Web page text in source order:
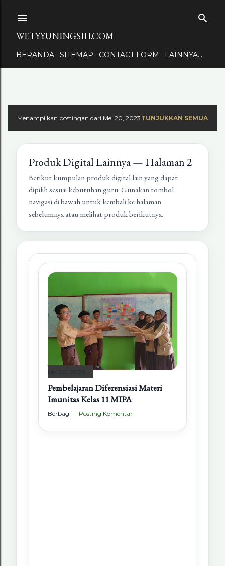
WETYYUNINGSIH.COM
BERANDA SITEMAP CONTACT FORM LAINNYA…
Menampilkan postingan dari Mei 20, 2023 TUNJUKKAN SEMUA
Produk Digital Lainnya — Halaman 2
Berikut kumpulan produk digital lain yang dapat
dipilih sesuai kebutuhan guru. Gunakan tombol
navigasi di bawah untuk kembali ke halaman
sebelumnya atau melihat produk berikutnya.
Mei 20, 2023
Pembelajaran Diferensiasi Materi
Imunitas Kelas 11 MIPA
Berbagi Posting Komentar